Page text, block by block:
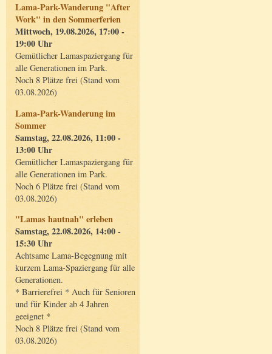
Lama-Park-Wanderung "After
Work" in den Sommerferien
Mittwoch, 19.08.2026, 17:00 -
19:00 Uhr
Gemütlicher Lamaspaziergang für
alle Generationen im Park.
Noch 8 Plätze frei (Stand vom
03.08.2026)
Lama-Park-Wanderung im
Sommer
Samstag, 22.08.2026, 11:00 -
13:00 Uhr
Gemütlicher Lamaspaziergang für
alle Generationen im Park.
Noch 6 Plätze frei (Stand vom
03.08.2026)
"Lamas hautnah" erleben
Samstag, 22.08.2026, 14:00 -
15:30 Uhr
Achtsame Lama-Begegnung mit
kurzem Lama-Spaziergang für alle
Generationen.
* Barrierefrei * Auch für Senioren
und für Kinder ab 4 Jahren
geeignet *
Noch 8 Plätze frei (Stand vom
03.08.2026)